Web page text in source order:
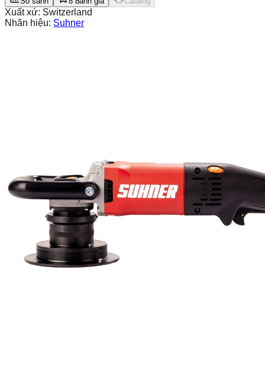
Xuất xứ: Switzerland
Nhãn hiệu: Suhner